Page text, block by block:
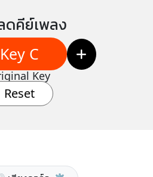
ดคีย์เพลง
Key C
Key
Reset